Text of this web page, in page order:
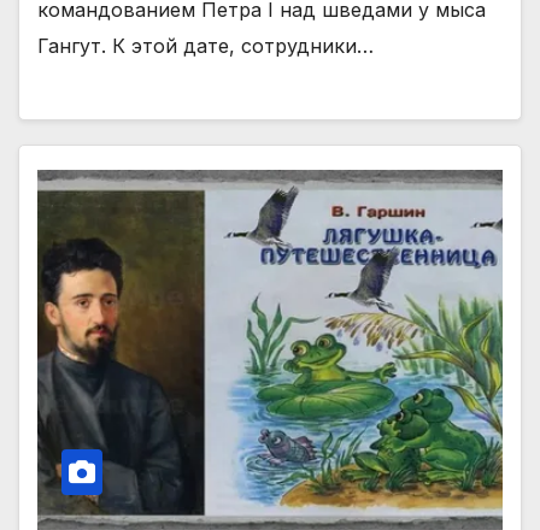
командованием Петра I над шведами у мыса
Гангут. К этой дате, сотрудники…